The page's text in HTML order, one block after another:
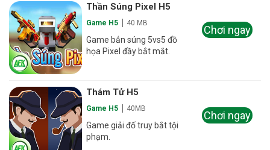
Thần Súng Pixel H5
Game H5 40 MB
Game bắn súng 5vs5 đồ
họa Pixel đầy bắt mắt.
Chơi ngay
Thám Tử H5
Game H5 40MB
Game giải đố truy bắt tội
phạm.
Chơi ngay